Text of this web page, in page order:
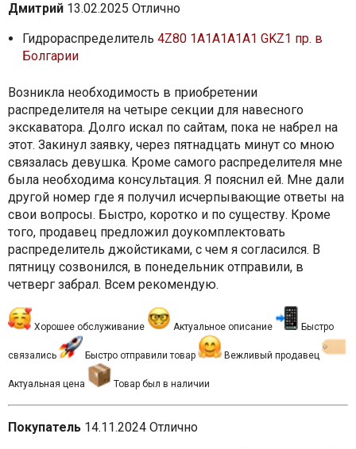
Дмитрий 13.02.2025 Отлично
Гидрораспределитель 4Z80 1A1A1A1A1 GKZ1 пр. в
Болгарии
Возникла необходимость в приобретении
распределителя на четыре секции для навесного
экскаватора. Долго искал по сайтам, пока не набрел на
этот. Закинул заявку, через пятнадцать минут со мною
связалась девушка. Кроме самого распределителя мне
была необходима консультация. Я пояснил ей. Мне дали
другой номер где я получил исчерпывающие ответы на
свои вопросы. Быстро, коротко и по существу. Кроме
того, продавец предложил доукомплектовать
распределитель джойстиками, с чем я согласился. В
пятницу созвонился, в понедельник отправили, в
четверг забрал. Всем рекомендую.
Хорошее обслуживание Актуальное описание Быстро
связались Быстро отправили товар Вежливый продавец
Актуальная цена Товар был в наличии
Покупатель 14.11.2024 Отлично